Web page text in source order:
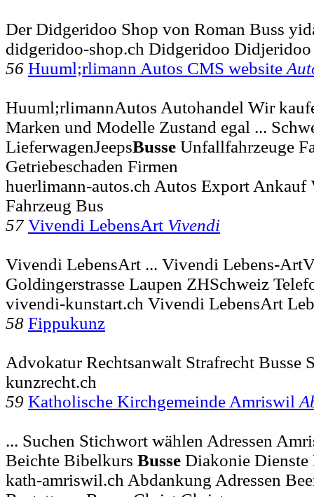
Der Didgeridoo Shop von Roman Buss
didgeridoo-shop.ch Didgeridoo
56 Huuml;rlimann Autos CMS website
Huuml;rlimannAutos Autohandel Wir
Marken und Modelle Zustand egal ...
LieferwagenJeepsBusse Unfallfahrzeuge
Getriebeschaden Firmen
huerlimann-autos.ch Autos Export Ankauf
Fahrzeug Bus
57 Vivendi LebensArt Vivendi
Vivendi LebensArt ... Vivendi Lebens-
Goldingerstrasse Laupen ZHSchweiz
vivendi-kunstart.ch Vivendi LebensArt
58 Fippukunz
Advokatur Rechtsanwalt Strafrecht Busse
kunzrecht.ch
59 Katholische Kirchgemeinde Amriswil
... Suchen Stichwort wählen Adressen
Beichte Bibelkurs Busse Diakonie Dienste
kath-amriswil.ch Abdankung Adressen